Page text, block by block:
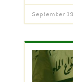
September